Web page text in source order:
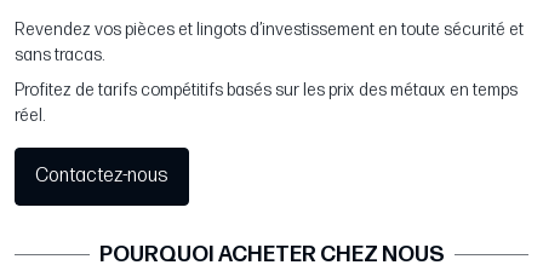
Revendez vos pièces et lingots d’investissement en toute sécurité et
sans tracas.
Profitez de tarifs compétitifs basés sur les prix des métaux en temps
réel.
Contactez-nous
POURQUOI ACHETER CHEZ NOUS